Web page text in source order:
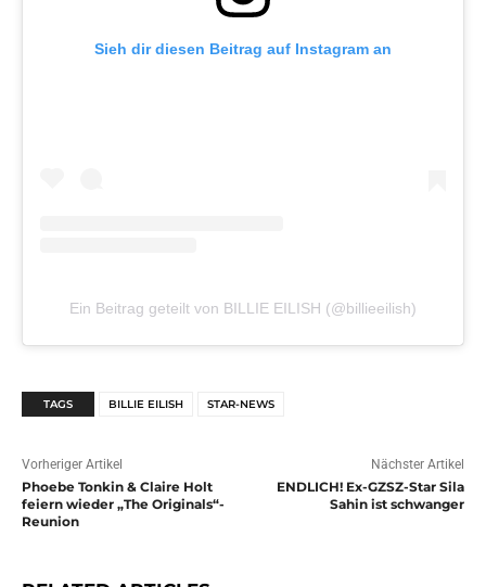
Sieh dir diesen Beitrag auf Instagram an
Ein Beitrag geteilt von BILLIE EILISH (@billieeilish)
TAGS BILLIE EILISH STAR-NEWS
Vorheriger Artikel
Phoebe Tonkin & Claire Holt
feiern wieder „The Originals“-
Reunion
Nächster Artikel
ENDLICH! Ex-GZSZ-Star Sila
Sahin ist schwanger